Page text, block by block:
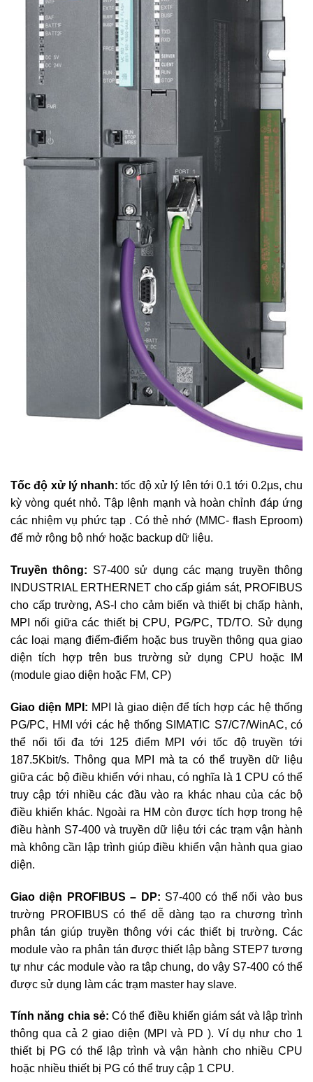
Tốc độ xử lý nhanh: tốc độ xử lý lên tới 0.1 tới 0.2µs, chu
kỳ vòng quét nhỏ. Tập lệnh mạnh và hoàn chỉnh đáp ứng
các nhiệm vụ phức tạp . Có thẻ nhớ (MMC- flash Eproom)
đế mở rộng bộ nhớ hoặc backup dữ liệu.
Truyền thông: S7-400 sử dụng các mạng truyền thông
INDUSTRIAL ERTHERNET cho cấp giám sát, PROFIBUS
cho cấp trường, AS-I cho cảm biến và thiết bị chấp hành,
MPI nối giữa các thiết bị CPU, PG/PC, TD/TO. Sử dụng
các loại mạng điểm-điểm hoặc bus truyền thông qua giao
diện tích hợp trên bus trường sử dụng CPU hoặc IM
(module giao diện hoặc FM, CP)
Giao diện MPI: MPI là giao diện để tích hợp các hệ thống
PG/PC, HMI với các hệ thống SIMATIC S7/C7/WinAC, có
thể nối tối đa tới 125 điểm MPI với tốc độ truyền tới
187.5Kbit/s. Thông qua MPI mà ta có thể truyền dữ liệu
giữa các bộ điều khiển với nhau, có nghĩa là 1 CPU có thể
truy cập tới nhiều các đầu vào ra khác nhau của các bộ
điều khiển khác. Ngoài ra HM còn được tích hợp trong hệ
điều hành S7-400 và truyền dữ liệu tới các trạm vận hành
mà không cần lập trình giúp điều khiển vận hành qua giao
diện.
Giao diện PROFIBUS – DP: S7-400 có thể nối vào bus
trường PROFIBUS có thể dễ dàng tạo ra chương trình
phân tán giúp truyền thông với các thiết bị trường. Các
module vào ra phân tán được thiết lập bằng STEP7 tương
tự như các module vào ra tập chung, do vậy S7-400 có thể
được sử dụng làm các trạm master hay slave.
Tính năng chia sẻ: Có thể điều khiển giám sát và lập trình
thông qua cả 2 giao diện (MPI và PD ). Ví dụ như cho 1
thiết bị PG có thể lập trình và vận hành cho nhiều CPU
hoặc nhiều thiết bị PG có thể truy cập 1 CPU.